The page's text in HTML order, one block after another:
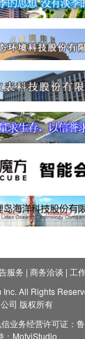
服务 | 商务洽谈 | 工
All Rights
公司 版权所有
业务经营许可证：
：MofyiStudio